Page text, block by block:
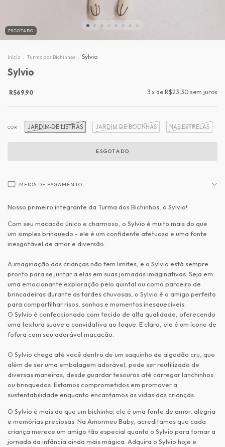
ESGOTADO
Início . Turma dos Bichinhos . Sylvio
Sylvio
R$69,90 3 x de R$23,30 sem juros
COR JARDIM DE LISTRAS JARDIM DE BOLINHAS NAS ESTRELAS
MEIOS DE PAGAMENTO
Nosso primeiro integrante da Turma dos Bichinhos, o Sylvio!
Com seu macacão único e charmoso, o Sylvio é muito mais do que
um simples brinquedo - ele é um confidente afetuoso e uma fonte
inesgotável de amor e diversão.
A imaginação das crianças não tem limites, e o Sylvio está sempre
pronto para se juntar a elas em suas jornadas imaginativas. Seja em
uma emocionante exploração pelo quintal ou como parceiro de
brincadeiras durante as tardes chuvosas, o Sylvio é o amigo perfeito
para compartilhar risos, sonhos e momentos inesquecíveis.
O Sylvio é confeccionado com tecido de alta qualidade, oferecendo
uma textura suave e convidativa ao toque. E claro, ele é um ícone de
fofura com seu adorável macacão.
O Sylvio chega até você dentro de um saquinho de algodão cru, que
além de ser uma embalagem adorável, pode ser reutilizado de
diversas maneiras, desde guardar tesouros até carregar lanchinhos
ou brinquedos. Estamos comprometidos em promover a
sustentabilidade enquanto encantamos as vidas das crianças.
O Sylvio é mais do que um bichinho; ele é uma fonte de amor, alegria
e memórias preciosas. Na Amormeu Baby, acreditamos que cada
criança merece um amigo tão especial quanto o Sylvio para tornar a
jornada da infância ainda mais mágica. Adquira o Sylvio hoje e